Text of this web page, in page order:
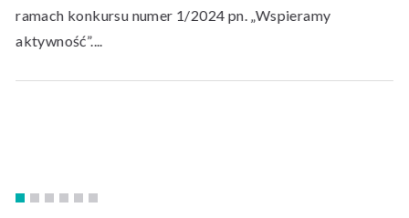
ramach konkursu numer 1/2024 pn. „Wspieramy
aktywność”....